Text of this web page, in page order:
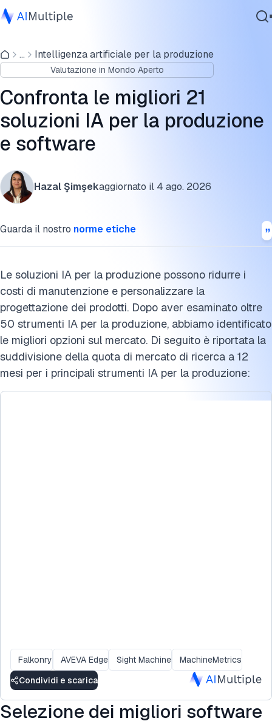
IA Agente
Sicurezza Informatica
Dati
Software Aziendale
Servizi
Contattaci
... Intelligenza artificiale per la produzione
Valutazione in Mondo Aperto
Confronta le migliori 21
soluzioni IA per la produzione
e software
Hazal Şimşekaggiornato il 4 ago. 2026
Guarda il nostro norme etiche
Le soluzioni IA per la produzione possono ridurre i
costi di manutenzione e personalizzare la
progettazione dei prodotti. Dopo aver esaminato oltre
50 strumenti IA per la produzione, abbiamo identificato
le migliori opzioni sul mercato. Di seguito è riportata la
suddivisione della quota di mercato di ricerca a 12
mesi per i principali strumenti IA per la produzione:
Falkonry AVEVA Edge Sight Machine
MachineMetrics
Condividi e scarica
Selezione dei migliori software
Soluzioni IA per la produzione delle Big Tech
Start-up IA per la produzione
Tendenze emergenti dell'IA nella produzione
Ulteriori letture